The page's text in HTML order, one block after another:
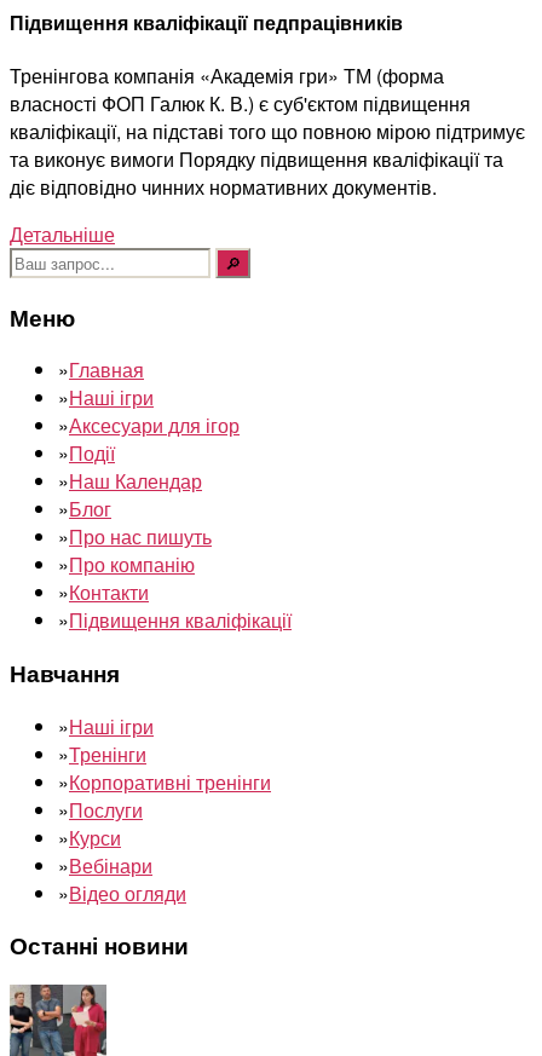
Підвищення кваліфікації педпрацівників
Тренінгова компанія «Академія гри» ТМ (форма
власності ФОП Галюк К. В.) є суб'єктом підвищення
кваліфікації, на підставі того що повною мірою підтримує
та виконує вимоги Порядку підвищення кваліфікації та
діє відповідно чинних нормативних документів.
Детальніше
Шукати:
Меню
»Главная
»Наші ігри
»Аксесуари для ігор
»Події
»Наш Календар
»Блог
»Про нас пишуть
»Про компанію
»Контакти
»Підвищення кваліфікації
Навчання
»Наші ігри
»Тренінги
»Корпоративні тренінги
»Послуги
»Курси
»Вебінари
»Відео огляди
Останні новини